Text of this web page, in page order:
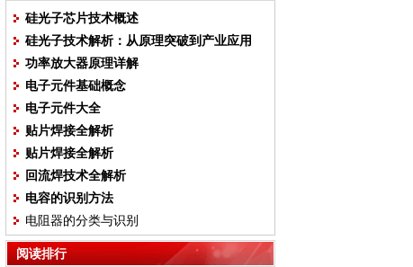
硅光子芯片技术概述
硅光子技术解析：从原理突破到产业应用
功率放大器原理详解
电子元件基础概念
电子元件大全
贴片焊接全解析
贴片焊接全解析
回流焊技术全解析
电容的识别方法
电阻器的分类与识别
阅读排行